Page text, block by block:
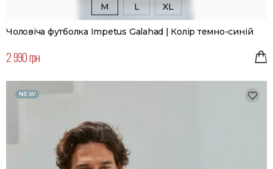
M L XL
Чоловіча футболка Impetus Galahad | Колір темно-синій
2 990 грн
NEW